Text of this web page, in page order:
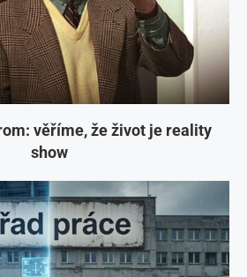
věříme, že život je reality
show